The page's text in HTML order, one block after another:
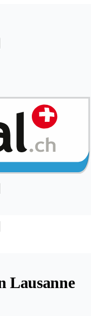
Lausanne